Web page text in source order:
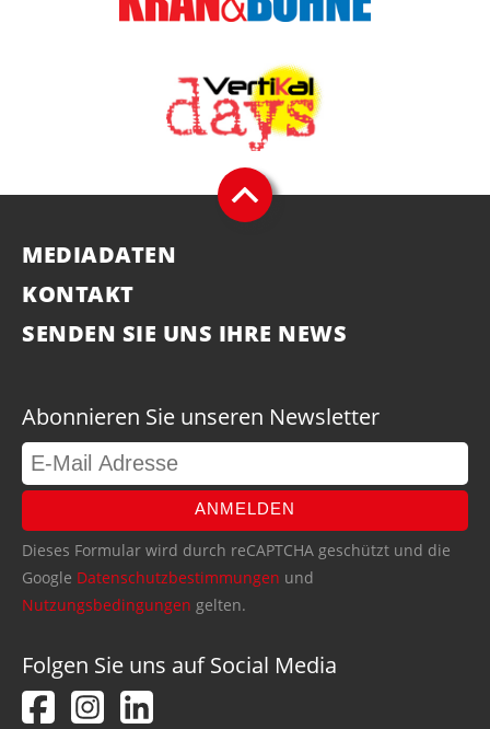
MEDIADATEN
KONTAKT
SENDEN SIE UNS IHRE NEWS
Abonnieren Sie unseren Newsletter
ANMELDEN
Dieses Formular wird durch reCAPTCHA geschützt und die
Google Datenschutzbestimmungen und
Nutzungsbedingungen gelten.
Folgen Sie uns auf Social Media